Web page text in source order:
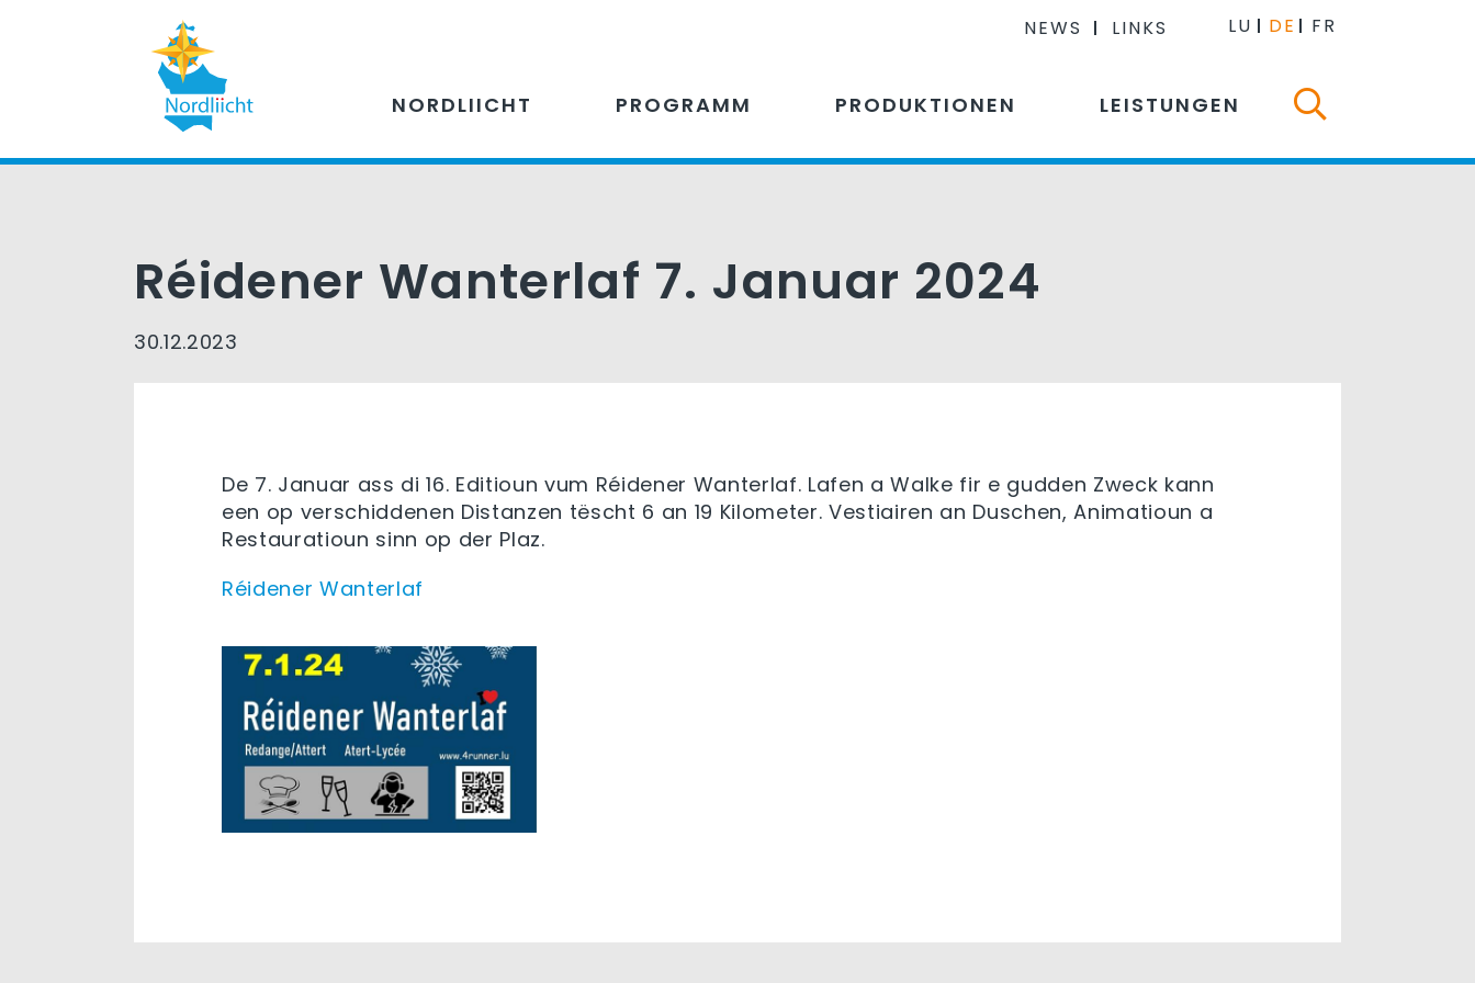
NEWS LINKS LU DE FR
NORDLIICHT PROGRAMM PRODUKTIONEN LEISTUNGEN
Réidener Wanterlaf 7. Januar 2024
30.12.2023
De 7. Januar ass di 16. Editioun vum Réidener Wanterlaf. Lafen a Walke fir e gudden Zweck kann
een op verschiddenen Distanzen tëscht 6 an 19 Kilometer. Vestiairen an Duschen, Animatioun a
Restauratioun sinn op der Plaz.
Réidener Wanterlaf